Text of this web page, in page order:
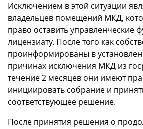
Исключением в этой ситуации
владельцев помещений МКД,
право оставить управленческие
лицензиату. После того как
проинформированы в
причинах исключения МКД из
течение 2 месяцев они имеют
инициировать собрание и
соответствующее решение.
После принятия решения о